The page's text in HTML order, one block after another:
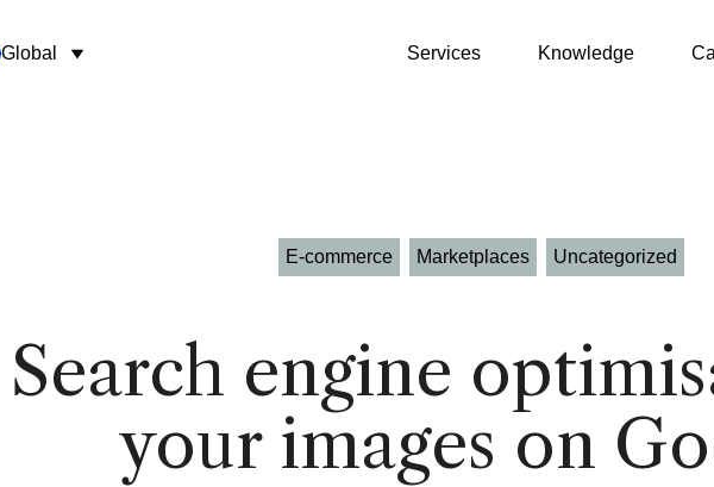
Growth
Shopify
Global Services Knowledge
E-commerce Marketplaces Uncategorized
Search engine
your images on